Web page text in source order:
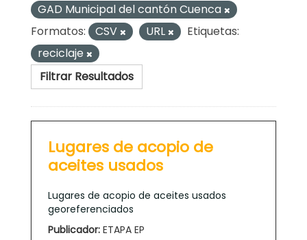
GAD Municipal del cantón Cuenca
Formatos:
CSV URL
Etiquetas:
reciclaje
Filtrar Resultados
Lugares de acopio de
aceites usados
Lugares de acopio de aceites usados
georeferenciados
Publicador: ETAPA EP